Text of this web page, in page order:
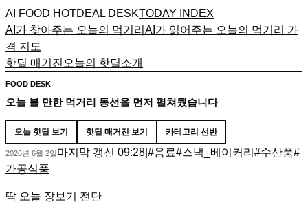
AI FOOD HOTDEAL DESKTODAY INDEX
AI가 찾아주는 오늘의 먹거리 AI가 읽어주는 오늘의 먹거리 가
격 지도
핫딜 매거진 오늘의 핫딜소개
FOOD DESK
오늘 볼 만한 먹거리 동선을 먼저 펼쳐뒀습니다
오늘 핫딜 보기 핫딜 매거진 보기 카테고리 선반
2026년 6월 2일 마지막 갱신 09:28 #음료#스낵_베이커리 #수산품#
가공식품
딱 오늘 장보기 전단